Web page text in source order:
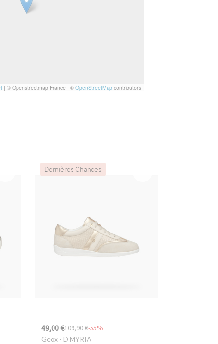
| © Openstreetmap France | © OpenStreetMapcontributors
Dernières Chances
49,00 €109,90 €-55%
Geox - D MYRIA